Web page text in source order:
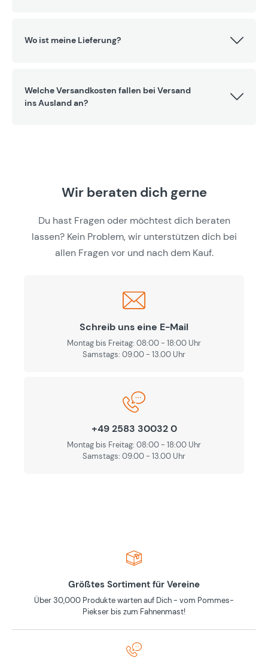
Wo ist meine Lieferung?
Welche Versandkosten fallen bei Versand
ins Ausland an?
Wir beraten dich gerne
Du hast Fragen oder möchtest dich beraten
lassen? Kein Problem, wir unterstützen dich bei
allen Fragen vor und nach dem Kauf.
Schreib uns eine E-Mail
Montag bis Freitag: 08:00 - 18:00 Uhr
Samstags: 09.00 - 13.00 Uhr
+49 2583 30032 0
Montag bis Freitag: 08:00 - 18:00 Uhr
Samstags: 09.00 - 13.00 Uhr
Größtes Sortiment für Vereine
Über 30,000 Produkte warten auf Dich - vom Pommes-
Piekser bis zum Fahnenmast!